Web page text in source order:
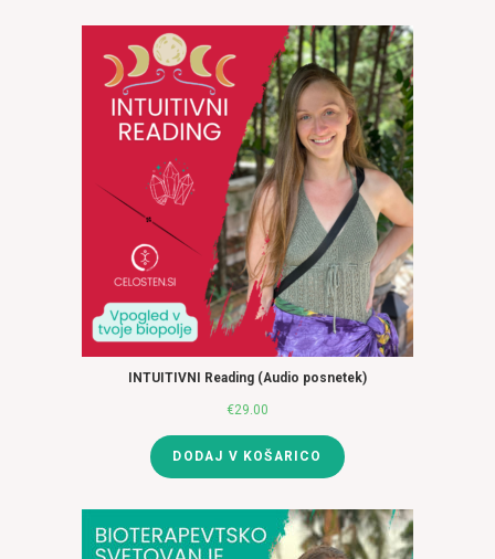
€102.00.
INTUITIVNI Reading (Audio posnetek)
€29.00
DODAJ V KOŠARICO